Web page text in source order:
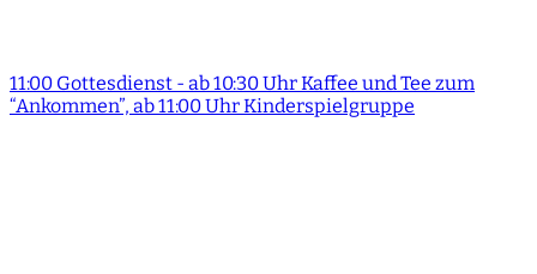
11:00 Gottesdienst - ab 10:30 Uhr Kaffee und Tee zum
“Ankommen”, ab 11:00 Uhr Kinderspielgruppe